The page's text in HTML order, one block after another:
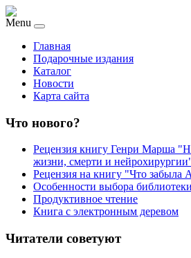
Menu
Главная
Подарочные издания
Каталог
Новости
Карта сайта
Что нового?
Рецензия книгу Генри Марша
жизни, смерти и
Рецензия на книгу "Что забыла
Особенности выбора библиотеки
Продуктивное чтение
Книга с электронным деревом
Читатели советуют